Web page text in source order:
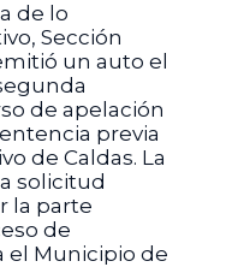
de lo
Sección
un auto el
de apelación
previa
de Caldas. La
solicitud
la parte
de
el Municipio de